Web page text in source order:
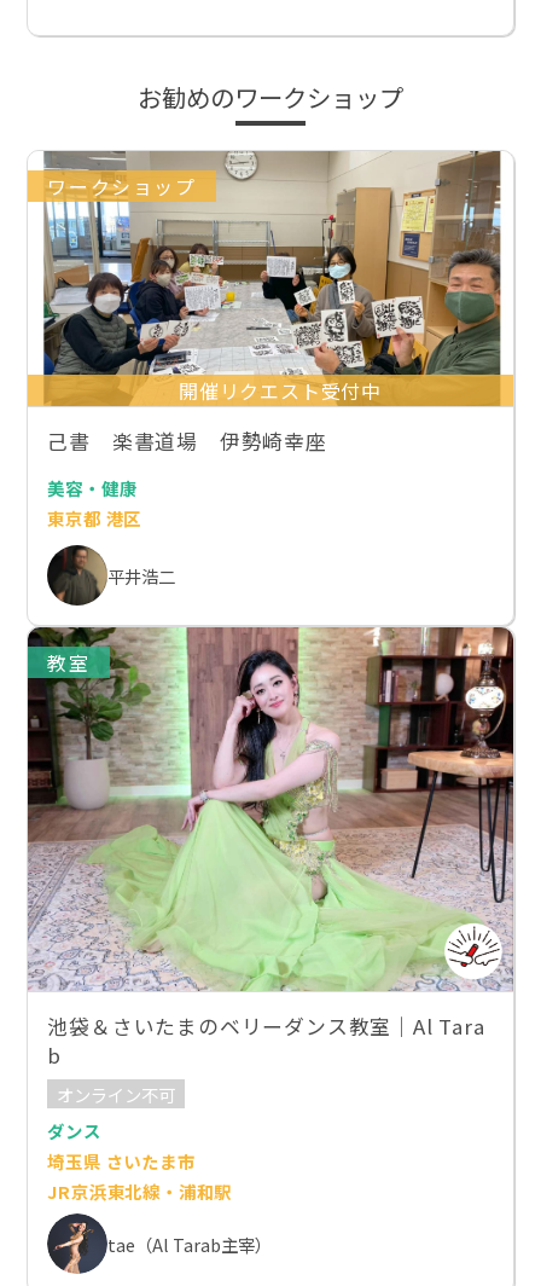
お勧めのワークショップ
ワークショップ
開催リクエスト受付中
己書 楽書道場 伊勢崎幸座
美容・健康
東京都 港区
平井浩二
教室
池袋＆さいたまのベリーダンス教室｜Al Tara
b
オンライン不可
ダンス
埼玉県 さいたま市
JR京浜東北線・浦和駅
tae（Al Tarab主宰）